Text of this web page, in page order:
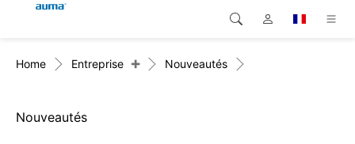
Produits
Solutions
Global
Europe
Recherche
Home Entreprise + Nouveautés
Nouveautés